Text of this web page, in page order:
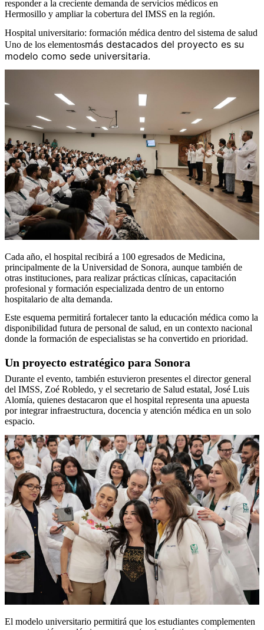
responder a la creciente demanda de servicios médicos en
Hermosillo y ampliar la cobertura del IMSS en la región.
Hospital universitario: formación médica dentro del sistema de salud
Uno de los elementosmás destacados del proyecto es su
modelo como sede universitaria.
Cada año, el hospital recibirá a 100 egresados de Medicina,
principalmente de la Universidad de Sonora, aunque también de
otras instituciones, para realizar prácticas clínicas, capacitación
profesional y formación especializada dentro de un entorno
hospitalario de alta demanda.
Este esquema permitirá fortalecer tanto la educación médica como la
disponibilidad futura de personal de salud, en un contexto nacional
donde la formación de especialistas se ha convertido en prioridad.
Un proyecto estratégico para Sonora
Durante el evento, también estuvieron presentes el director general
del IMSS, Zoé Robledo, y el secretario de Salud estatal, José Luis
Alomía, quienes destacaron que el hospital representa una apuesta
por integrar infraestructura, docencia y atención médica en un solo
espacio.
El modelo universitario permitirá que los estudiantes complementen